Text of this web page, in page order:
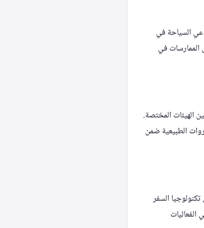
السياحة في
الممارسات في
الهيئات المختصة.
الطبيعية ضمن
السفر